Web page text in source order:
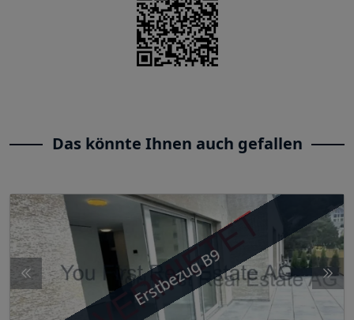
Das könnte Ihnen auch gefallen
Erstbezug B9